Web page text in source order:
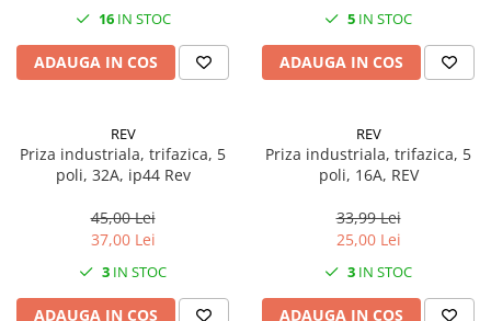
16IN STOC
ADAUGA IN COS
5 IN STOC
ADAUGA IN COS
REV
Priza industriala, trifazica, 5
poli, 32A, ip44 Rev
45,00 Lei
37,00 Lei
3 IN STOC
ADAUGA IN COS
REV
Priza industriala, trifazica, 5
poli, 16A, REV
33,99 Lei
25,00 Lei
3 IN STOC
ADAUGA IN COS